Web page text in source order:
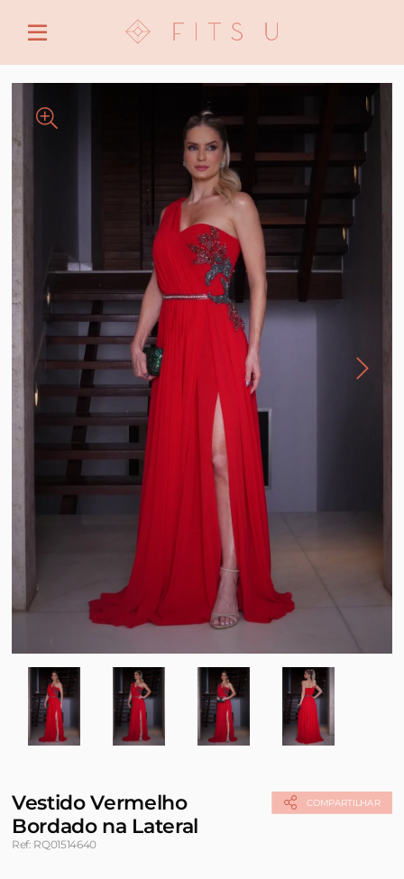
CRIAR NOVA CONTA
COMPARTILHAR
Vestido Vermelho
Bordado na Lateral
Ref: RQ01514640